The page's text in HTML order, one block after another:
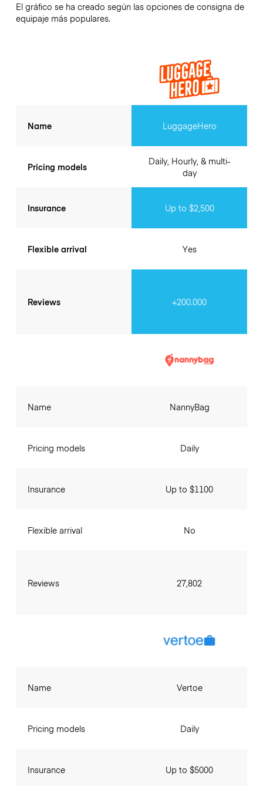
El gráfico se ha creado según las opciones de consigna de
equipaje más populares.
Name
Pricing models
Insurance
Flexible arrival
Reviews
LuggageHero
Daily, Hourly, & multi-
day
Up to $2,500
Yes
+200.000
Name
Pricing models
Insurance
Flexible arrival
Reviews
NannyBag
Daily
Up to $1100
No
27,802
Name
Pricing models
Insurance
Vertoe
Daily
Up to $5000